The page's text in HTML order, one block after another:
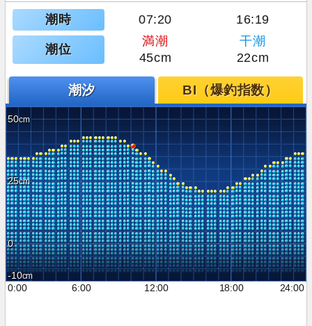
潮時 07:20 16:19
潮位
満潮
干潮
45cm
22cm
潮汐 BI（爆釣指数）
50
25
0
-10
0:00
6:00 12:00 18:00 24:00